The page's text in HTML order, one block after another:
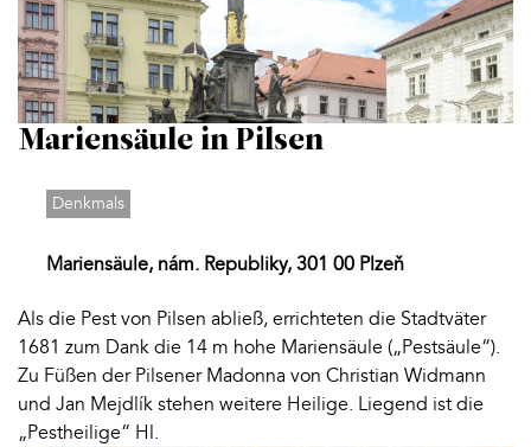
Mariensäule in Pilsen
Denkmals
Mariensäule, nám. Republiky, 301 00 Plzeň
Als die Pest von Pilsen abließ, errichteten die Stadtväter
1681 zum Dank die 14 m hohe Mariensäule („Pestsäule“).
Zu Füßen der Pilsener Madonna von Christian Widmann
und Jan Mejdlík stehen weitere Heilige. Liegend ist die
„Pestheilige“ Hl.